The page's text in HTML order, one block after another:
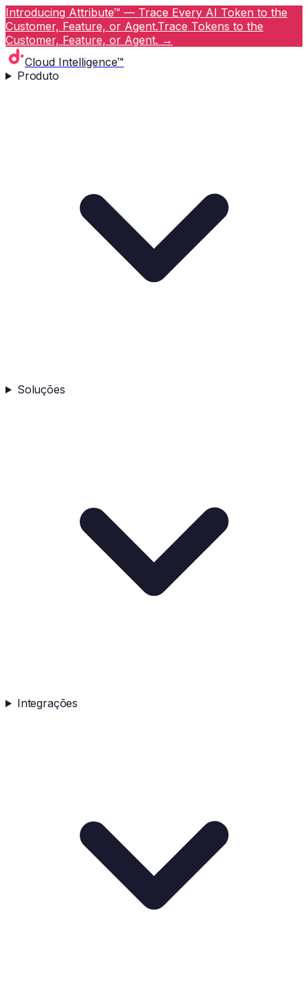
Introducing Attribute™ — Trace Every AI Token to the
Customer, Feature, or Agent.Trace Tokens to the
Customer, Feature, or Agent. →
Cloud Intelligence™
Produto
Soluções
Integrações